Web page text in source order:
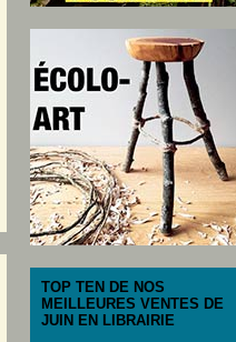
TOP TEN DE NOS
MEILLEURES VENTES DE
JUIN EN LIBRAIRIE